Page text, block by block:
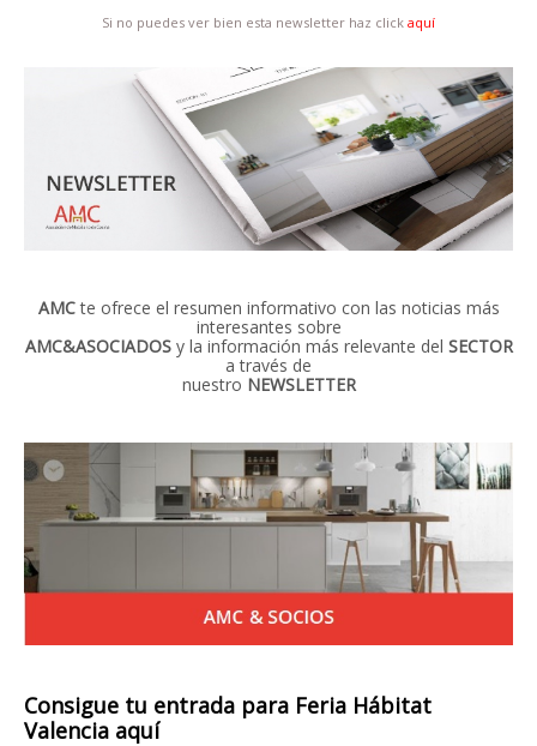
Si no puedes ver bien esta newsletter haz click aquí
AMCte ofrece el resumen informativo con las noticias más
interesantes sobre
AMC&ASOCIADOSy la información más relevante del SECTOR
a través de
nuestro NEWSLETTER
Consigue tu entrada para Feria Hábitat
Valencia aquí